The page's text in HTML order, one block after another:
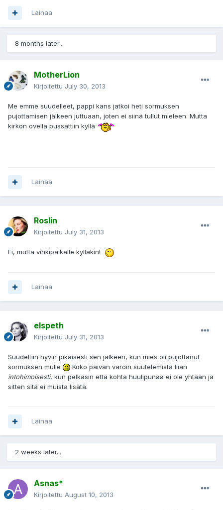
Lainaa
8 months later...
MotherLion
Kirjoitettu July 30, 2013
Me emme suudelleet, pappi kans jatkoi heti sormuksen
pujottamisen jälkeen juttuaan, joten ei siinä tullut mieleen. Mutta
kirkon ovella pussattiin kyllä
Lainaa
Roslin
Kirjoitettu July 31, 2013
Ei, mutta vihkipaikalle kyllakin!
Lainaa
elspeth
Kirjoitettu July 31, 2013
Suudeltiin hyvin pikaisesti sen jälkeen, kun mies oli pujottanut
sormuksen mulle
Koko päivän varoin suutelemista liian
intohimoisesti, kun pelkäsin että kohta huulipunaa ei ole yhtään ja
sitten sitä ei muista lisätä.
Lainaa
2 weeks later...
Asnas*
Kirjoitettu August 10, 2013